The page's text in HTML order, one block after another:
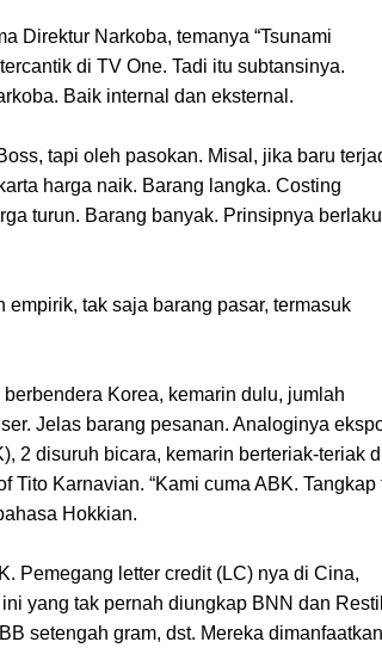
Direktur Narkoba, temanya “Tsunami
di TV One. Tadi itu subtansinya.
Baik internal dan eksternal.
tapi oleh pasokan. Misal, jika baru
harga naik. Barang langka. Costing
turun. Barang banyak. Prinsipnya berlaku
tak saja barang pasar, termasuk
Korea, kemarin dulu, jumlah
Jelas barang pesanan. Analoginya
2 disuruh bicara, kemarin berteriak-teriak
Karnavian. “Kami cuma ABK. Tangkap
Hokkian.
Pemegang letter credit (LC) nya di Cina,
yang tak pernah diungkap BNN dan
setengah gram, dst. Mereka dimanfaatkan